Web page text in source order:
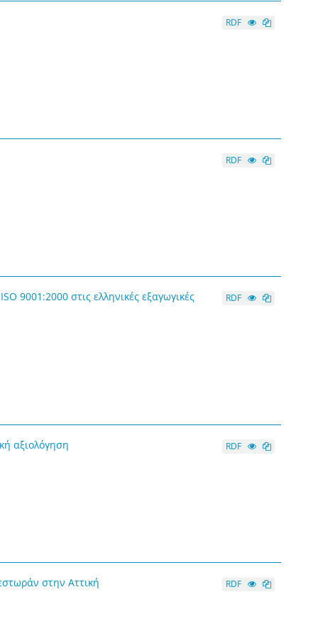
RDF
RDF
9001:2000 στις ελληνικές εξαγωγικές RDF
αξιολόγηση
RDF
στην Αττική
RDF